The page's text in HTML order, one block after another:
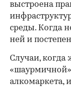
выстроена
среды. Когда
ней и
Случаи, когда
«шаурмичной»
алкомаркета,